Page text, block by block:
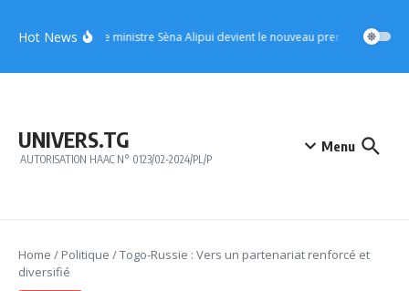
Hot NewsUFC : le ministre Sèna Alipui devient le nouveau premier vice-
UNIVERS.TG
AUTORISATION HAAC N° 0123/02-2024/PL/P
Menu
Home / Politique /Togo-Russie : Vers un partenariat renforcé et
diversifié